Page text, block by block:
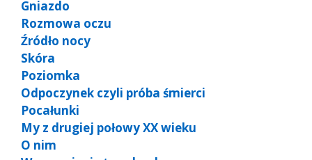
Gniazdo
Rozmowa oczu
Źródło nocy
Skóra
Poziomka
Odpoczynek czyli próba śmierci
Pocałunki
My z drugiej połowy XX wieku
O nim